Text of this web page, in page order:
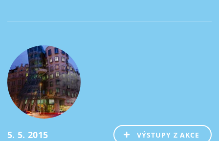
5. 5. 2015 VÝSTUPY Z AKCE